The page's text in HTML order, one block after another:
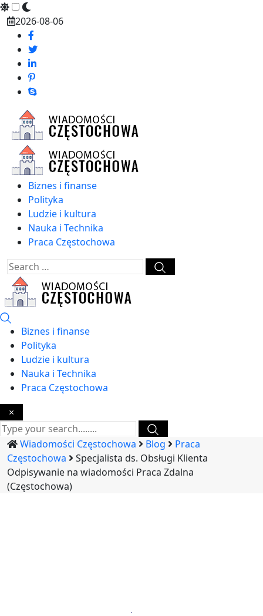
Skip
content
2026-08-06
Biznes i finanse
Polityka
Ludzie i kultura
Nauka i Technika
Praca Częstochowa
Biznes i finanse
Polityka
Ludzie i kultura
Nauka i Technika
Praca Częstochowa
×
Wiadomości Częstochowa Blog
Praca
Częstochowa
Specjalista ds. Obsługi Klienta
Odpisywanie na wiadomości Praca Zdalna
(Częstochowa)